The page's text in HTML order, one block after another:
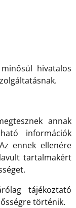
hivatalos
annak
információk
ennek ellenére
tartalmakért
tájékoztató
történik.